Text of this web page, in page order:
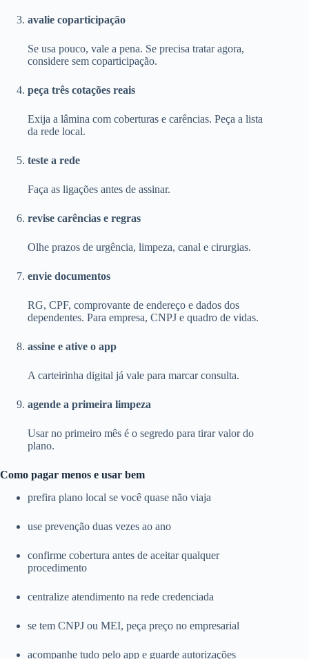
avalie coparticipação
Se usa pouco, vale a pena. Se precisa tratar agora,
considere sem coparticipação.
peça três cotações reais
Exija a lâmina com coberturas e carências. Peça a lista
da rede local.
teste a rede
Faça as ligações antes de assinar.
revise carências e regras
Olhe prazos de urgência, limpeza, canal e cirurgias.
envie documentos
RG, CPF, comprovante de endereço e dados dos
dependentes. Para empresa, CNPJ e quadro de vidas.
assine e ative o app
A carteirinha digital já vale para marcar consulta.
agende a primeira limpeza
Usar no primeiro mês é o segredo para tirar valor do
plano.
Como pagar menos e usar bem
prefira plano local se você quase não viaja
use prevenção duas vezes ao ano
confirme cobertura antes de aceitar qualquer
procedimento
centralize atendimento na rede credenciada
se tem CNPJ ou MEI, peça preço no empresarial
acompanhe tudo pelo app e guarde autorizações